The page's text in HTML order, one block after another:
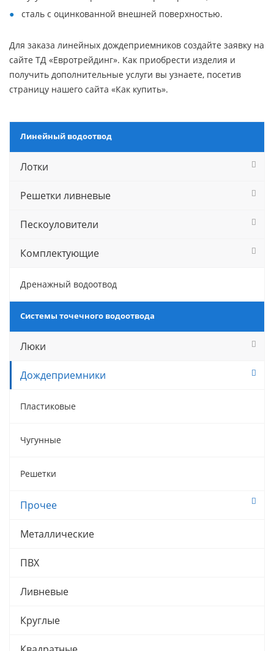
сталь с оцинкованной внешней поверхностью.
Для заказа линейных дождеприемников создайте заявку на
сайте ТД «Евротрейдинг». Как приобрести изделия и
получить дополнительные услуги вы узнаете, посетив
страницу нашего сайта «Как купить».
Линейный водоотвод
Лотки
Решетки ливневые
Пескоуловители
Комплектующие
Дренажный водоотвод
Системы точечного водоотвода
Люки
Дождеприемники
Пластиковые
Чугунные
Решетки
Прочее
Металлические
ПВХ
Ливневые
Круглые